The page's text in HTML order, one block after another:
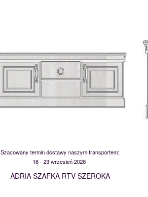
Szacowany termin dostawy naszym transportem:
16 - 23 wrzesień 2026
ADRIA SZAFKA RTV SZEROKA